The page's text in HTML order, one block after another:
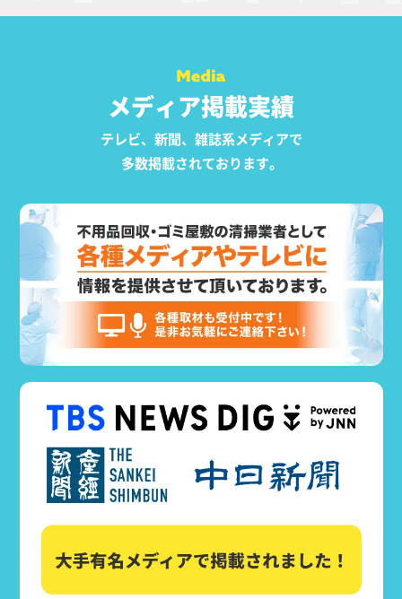
メディア掲載実績
テレビ、新聞、雑誌系メディアで
多数掲載されております。